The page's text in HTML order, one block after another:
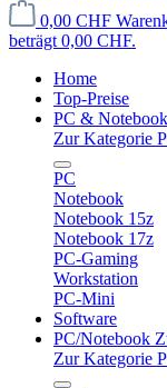
0,00 CHF
beträgt 0,00 CHF.
Home
Top-Preise
PC & Notebook
Zur Kategorie
PC
Notebook
Notebook 15z
Notebook 17z
PC-Gaming
Workstation
PC-Mini
Software
PC/Notebook
Zur Kategorie